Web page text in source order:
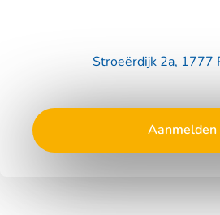
Stroeërdijk 2a, 1777
Aanmelden